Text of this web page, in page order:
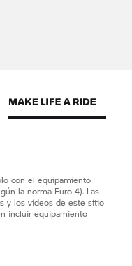
con el equipamiento
la norma Euro 4). Las
y los vídeos de este sitio
incluir equipamiento